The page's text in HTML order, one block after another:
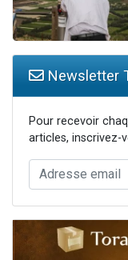
Newsletter
Pour recevoir
articles, inscrivez-